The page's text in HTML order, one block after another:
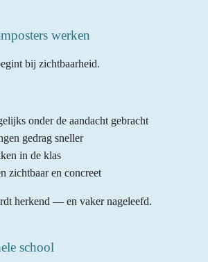
werken
bij zichtbaarheid.
onder de aandacht gebracht
gedrag sneller
in de klas
zichtbaar en concreet
herkend — en vaker nageleefd.
school